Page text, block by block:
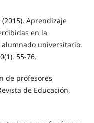
(2015). Aprendizaje
en la
universitario.
55-76.
de profesores
de Educación,